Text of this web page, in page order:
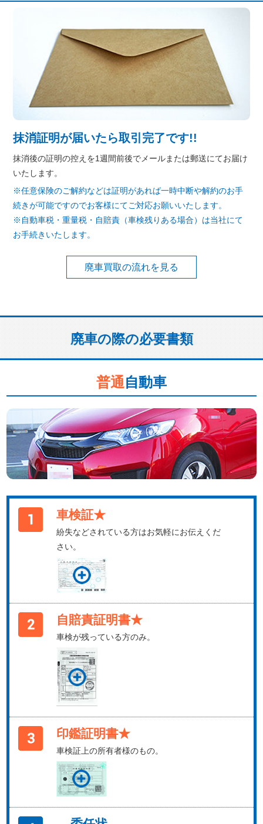
抹消証明が届いたら取引完了です!!
抹消後の証明の控えを1週間前後でメールまたは郵送にてお届け
いたします。
※任意保険のご解約などは証明があれば一時中断や解約のお手
続きが可能ですのでお客様にてご対応お願いいたします。
※自動車税・重量税・自賠責（車検残りある場合）は当社にて
お手続きいたします。
廃車買取の流れを見る
廃車の際の必要書類
普通自動車
車検証★
紛失などされている方はお気軽にお伝えくだ
さい。
自賠責証明書★
車検が残っている方のみ。
印鑑証明書★
車検証上の所有者様のもの。